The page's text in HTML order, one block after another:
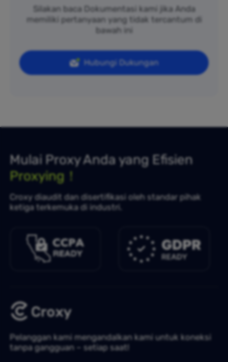
Silakan baca Dokumentasi kami jika Anda
memiliki pertanyaan yang tidak tercantum di
bawah ini
Hubungi Dukungan
Mulai Proxy Anda yang Efisien
Proxying！
Croxy diaudit dan disertifikasi oleh standar pihak
ketiga terkemuka di industri.
Pelanggan kami mengandalkan kami untuk koneksi
tanpa gangguan – setiap saat!